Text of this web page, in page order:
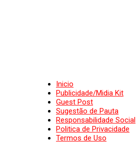
Inicio
Publicidade/Midia Kit
Guest Post
Sugestão de Pauta
Responsabilidade Social
Politica de Privacidade
Termos de Uso